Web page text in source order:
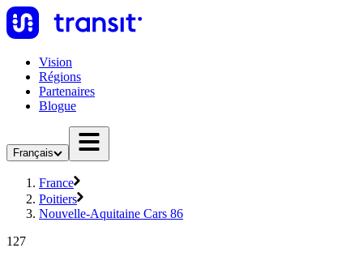
Vision
Régions
Partenaires
Blogue
Français
France
Poitiers
Nouvelle-Aquitaine Cars 86
127